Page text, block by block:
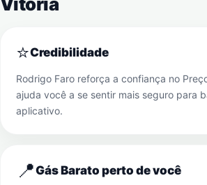
⭐Credibilidade
Rodrigo Faro reforça a confiança no
ajuda você a se sentir mais seguro para
aplicativo.
📍Gás Barato perto de você